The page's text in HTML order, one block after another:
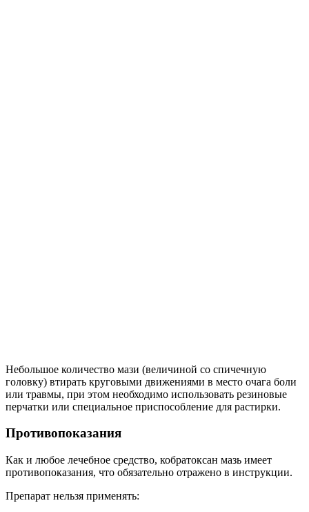
Небольшое количество мази (величиной со спичечную
головку) втирать круговыми движениями в место очага боли
или травмы, при этом необходимо использовать резиновые
перчатки или специальное приспособление для растирки.
Противопоказания
Как и любое лечебное средство, кобратоксан мазь имеет
противопоказания, что обязательно отражено в инструкции.
Препарат нельзя применять: